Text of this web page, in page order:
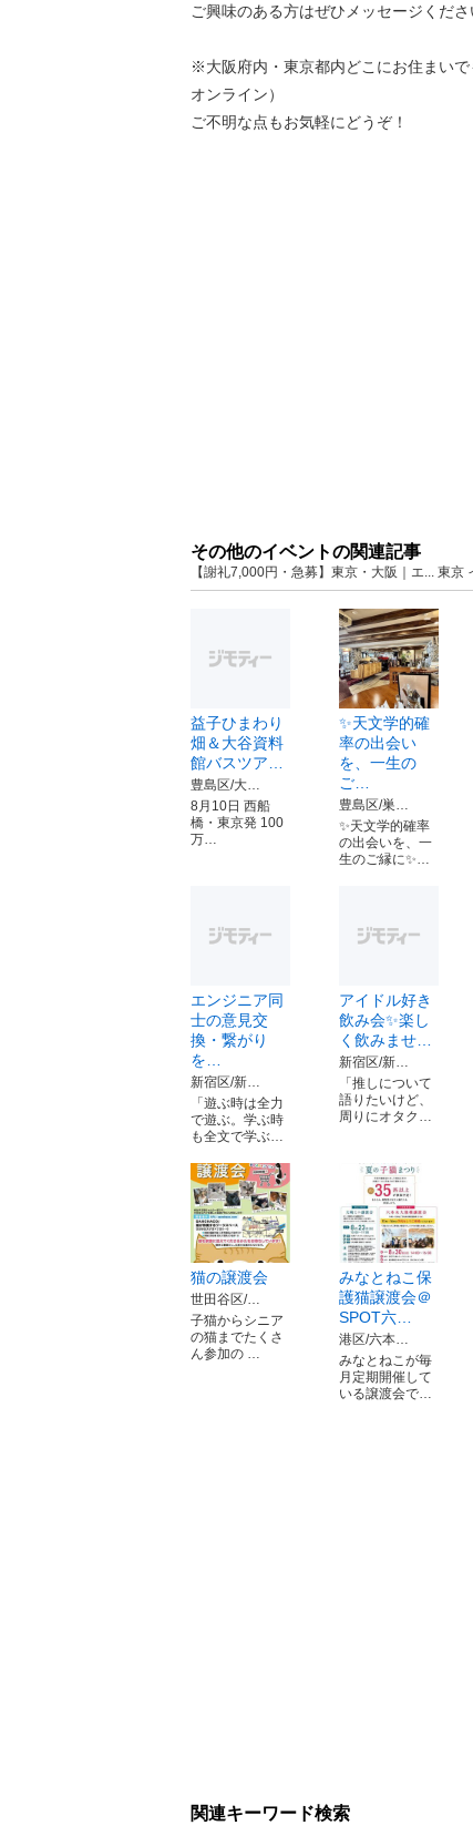
ご興味のある方はぜひメッセージくださ
※大阪府内・東京都内どこにお住まい
オンライン）
ご不明な点もお気軽にどうぞ！
その他のイベントの関連記事
【謝礼7,000円・急募】東京・大阪｜エ... 東
益子ひまわり
畑＆大谷資料
館バスツア…
豊島区/大…
8月10日 西船
橋・東京発 100
万…
✨天文学的確
率の出会い
を、一生の
ご…
豊島区/巣…
✨天文学的確率
の出会いを、一
生のご縁に✨…
エンジニア同
士の意見交
換・繋がり
を…
新宿区/新…
「遊ぶ時は全力
で遊ぶ。学ぶ時
も全文で学ぶ…
アイドル好き
飲み会✨楽し
く飲みませ…
新宿区/新…
「推しについて
語りたいけど、
周りにオタク…
猫の譲渡会
世田谷区/…
子猫からシニア
の猫までたくさ
ん参加の …
みなとねこ保
護猫譲渡会＠
SPOT六…
港区/六本…
みなとねこが毎
月定期開催して
いる譲渡会で…
関連キーワード検索